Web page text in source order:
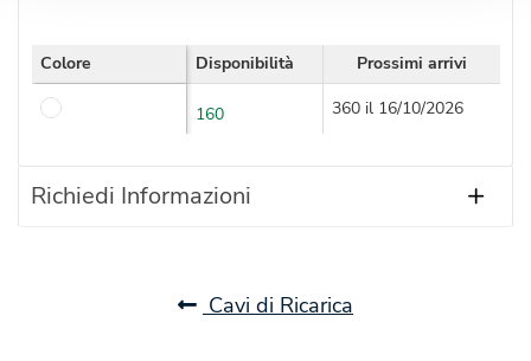
Colore Disponibilità Prossimi arrivi
160 360 il 16/10/2026
Richiedi Informazioni
Cavi di Ricarica